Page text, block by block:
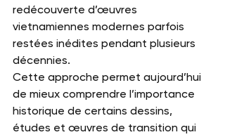
redécouverte d’œuvres
vietnamiennes modernes parfois
restées inédites pendant plusieurs
décennies.
Cette approche permet aujourd’hui
de mieux comprendre l’importance
historique de certains dessins,
études et œuvres de transition qui